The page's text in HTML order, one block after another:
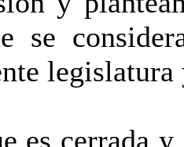
se
es cerrada